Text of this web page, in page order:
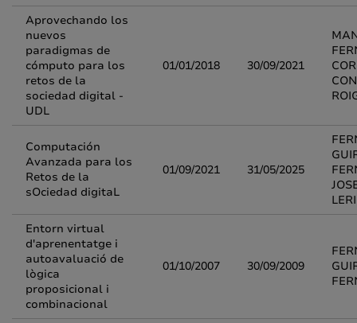
Aprovechando los
nuevos
paradigmas de
cómputo para los
retos de la
sociedad digital -
UDL
01/01/2018 30/09/2021
Computación
Avanzada para los
Retos de la
sOciedad digitaL
01/09/2021 31/05/2025
Entorn virtual
d'aprenentatge i
autoavaluació de
lògica
proposicional i
combinacional
01/10/2007 30/09/2009